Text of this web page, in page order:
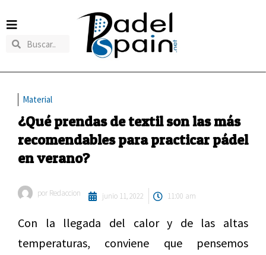
Material
¿Qué prendas de textil son las más
recomendables para practicar pádel
en verano?
por Redaccion junio 11, 2022 11:00 am
Con la llegada del calor y de las altas
temperaturas, conviene que pensemos